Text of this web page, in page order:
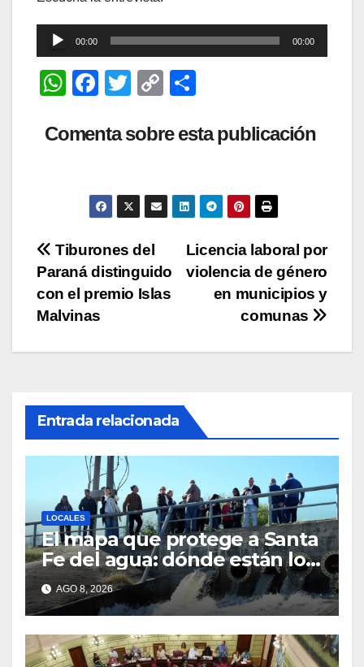
Reproductor
de
audio
00:00 00:00
W
at
p
F
c
b
o
k
T
tt
C
p
Li
n
m
ar
tir
Comenta sobre esta publicación
Navegación
de
entradas
Licencia laboral por
violencia de género
en municipios y
comunas
Tiburones del
Paraná distinguido
con el premio Islas
Malvinas
Entrada relacionada
LOCALES
El mapa que protege a Santa
Fe del agua: dónde están los
54 puntos de bombeo
AGO 8, 2026